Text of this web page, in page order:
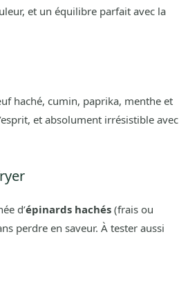
et un équilibre parfait avec la
haché, cumin, paprika, menthe et
et absolument irrésistible avec
d’épinards hachés(frais ou
perdre en saveur. À tester aussi